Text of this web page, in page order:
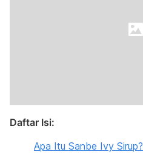
Daftar Isi:
Apa Itu Sanbe Ivy Sirup?